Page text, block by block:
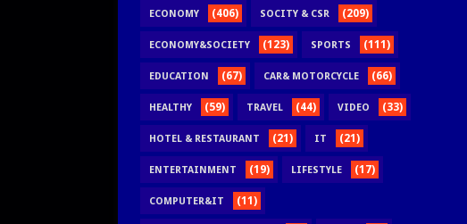
ECONOMY (406) SOCITY & CSR (209)
ECONOMY&SOCIETY (123) SPORTS (111)
EDUCATION (67) CAR& MOTORCYCLE (66)
HEALTHY (59) TRAVEL (44) VIDEO (33)
HOTEL & RESTAURANT (21) IT (21)
ENTERTAINMENT (19) LIFESTYLE (17)
COMPUTER&IT (11)